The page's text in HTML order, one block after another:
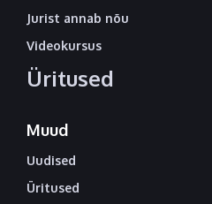
Jurist annab nõu
Videokursus
Üritused
Muud
Uudised
Üritused